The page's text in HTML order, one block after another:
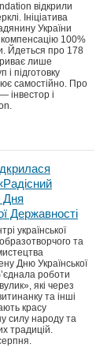
відкрили
Ініціатива
України
100%
Йдеться про 178
лише
і підготовку
самостійно. Про
інвестор і
Дня
Державності
української
та
Дню Української
роботи
які через
та інші
красу
силу народу та
традицій.